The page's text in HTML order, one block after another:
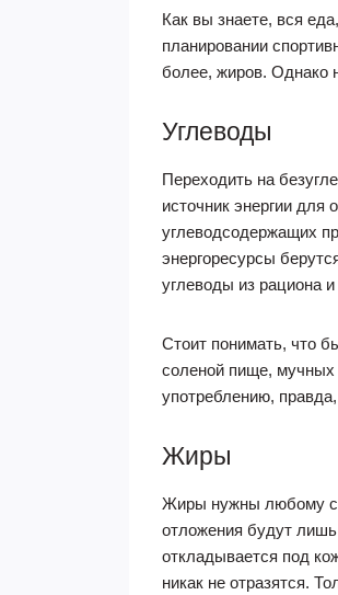
Как вы знаете, вся
планировании
более, жиров. Однако
Углеводы
Переходить на
источник энергии
углеводсодержащих
энергоресурсы
углеводы из рациона
Стоит понимать, что
соленой пище,
употреблению,
Жиры
Жиры нужны любому
отложения будут
откладывается под
никак не отразятся.